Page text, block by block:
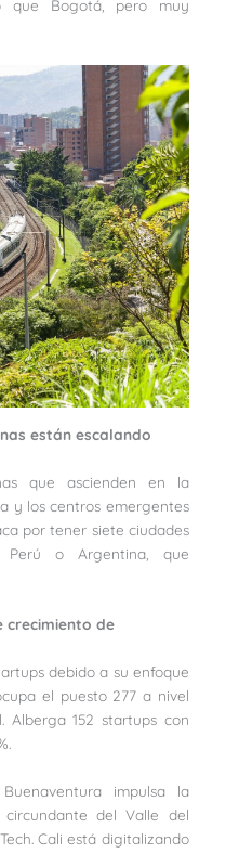
que Bogotá, pero muy
están escalando
que ascienden en la
y los centros emergentes
por tener siete ciudades
Perú o Argentina, que
crecimiento de
debido a su enfoque
el puesto 277 a nivel
152 startups con
impulsa la
del Valle del
Cali está digitalizando